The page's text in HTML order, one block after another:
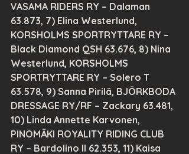
VASAMA RIDERS RY – Dalaman
63.873, 7) Elina Westerlund,
KORSHOLMS SPORTRYTTARE RY –
Black Diamond QSH 63.676, 8) Nina
Westerlund, KORSHOLMS
SPORTRYTTARE RY – Solero T
63.578, 9) Sanna Pirilä, BJÖRKBODA
DRESSAGE RY/RF – Zackary 63.481,
10) Linda Annette Karvonen,
PINOMÄKI ROYALITY RIDING CLUB
RY – Bardolino II 62.353, 11) Kaisa